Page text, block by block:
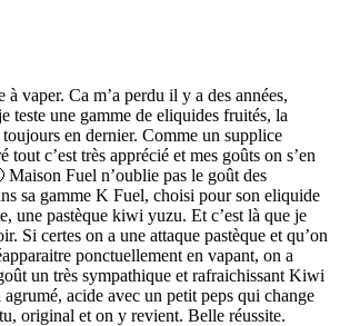
à vaper. Ca m’a perdu il y a des années,
teste une gamme de eliquides fruités, la
toujours en dernier. Comme un supplice
tout c’est très apprécié et mes goûts on s’en
Maison Fuel n’oublie pas le goût des
sa gamme K Fuel, choisi pour son eliquide
une pastèque kiwi yuzu. Et c’est là que je
Si certes on a une attaque pastèque et qu’on
ponctuellement en vapant, on a
un très sympathique et rafraichissant Kiwi
acide avec un petit peps qui change
original et on y revient. Belle réussite.